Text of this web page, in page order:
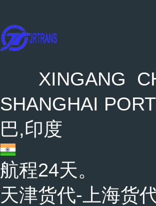
XINGANG
SHANGHAI
巴,印度
航程24天。
天津货代-上海货